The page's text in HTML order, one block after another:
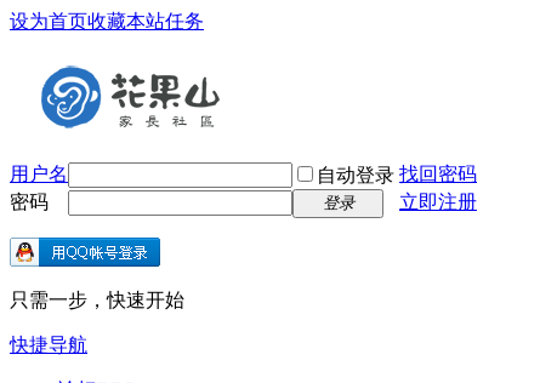
设为首页收藏本站任务
用户名 自动登录 找回密码
密码
登录 立即注册
只需一步，快速开始
快捷导航